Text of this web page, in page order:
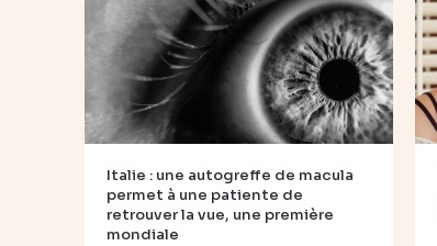
Italie : une autogreffe de macula
permet à une patiente de
retrouver la vue, une première
mondiale